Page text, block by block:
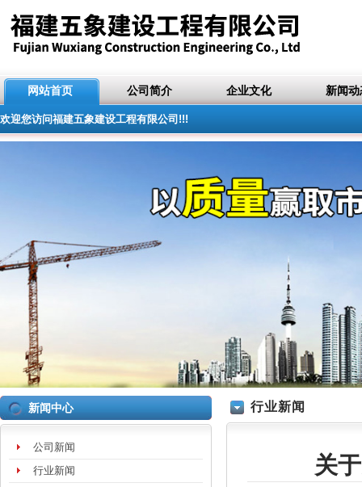
网站首页
欢迎您访问福建五象建设工程有限公司!!!
公司简介 企业文化 新闻动
新闻中心
公司新闻
行业新闻
行业新闻
关